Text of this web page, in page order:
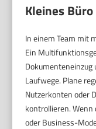
Kleines
In einem Team mit
Ein
Laufwege. Plane
Nutzerkonten oder
kontrollieren. Wenn
oder Business-